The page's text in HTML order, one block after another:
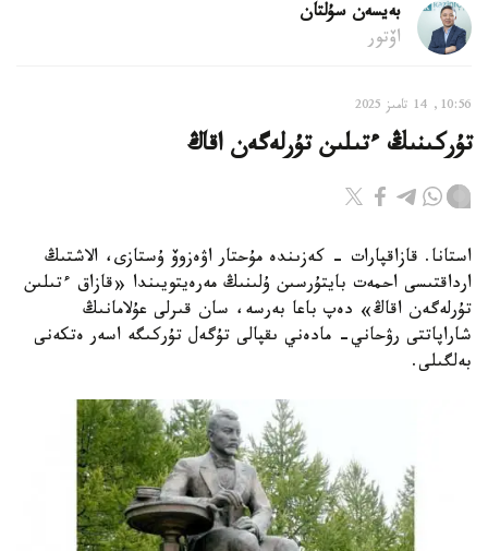
بەيسەن سۇلتان
اۆتور
10:56, 14 تامىز 2025
تۇركىنىڭ ءتىلىن تۇرلەگەن اقاڭ
استانا. قازاقپارات - كەزىندە مۇحتار اۋەزوۆ ۇستازى، الاشتىڭ
ارداقتىسى احمەت بايتۇرسىن ۇلىنىڭ مەرەيتويىندا «قازاق ءتىلىن
تۇرلەگەن اقاڭ» دەپ باعا بەرسە، سان قىرلى عۇلامانىڭ
شاراپاتتى رۋحاني- مادەني ىقپالى تۇگەل تۇركىگە اسەر ەتكەنى
بەلگىلى.